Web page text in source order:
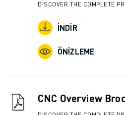
DISCOVER THE COMPLETE
İNDIR
ÖNIZLEME
CNC Overview